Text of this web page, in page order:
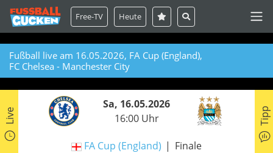
Free-TV Heute
Fußball live am 16.05.2026, FA Cup (England),
FC Chelsea - Manchester City
Live
Sa, 16.05.2026
16:00 Uhr
FA Cup (England) Finale
Tipp